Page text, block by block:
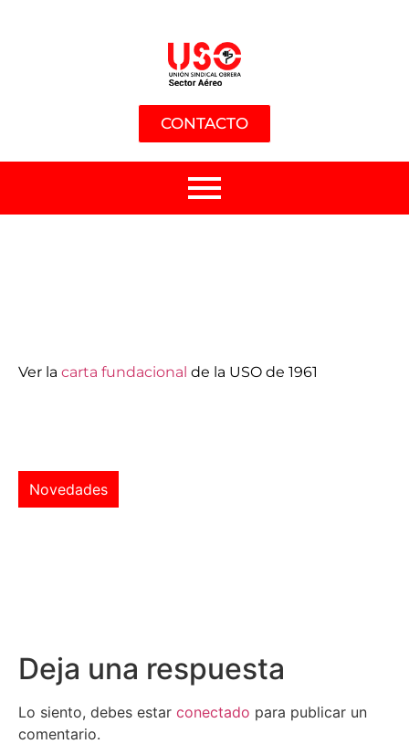
CONTACTO
Ver la carta fundacional de la USO de 1961
Novedades
Deja una respuesta
Lo siento, debes estar conectado para publicar un
comentario.